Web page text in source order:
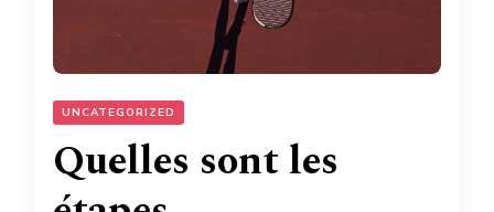
UNCATEGORIZED
Quelles sont les